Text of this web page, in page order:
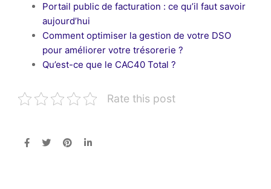
Portail public de facturation : ce qu’il faut savoir
aujourd’hui
Comment optimiser la gestion de votre DSO
pour améliorer votre trésorerie ?
Qu’est-ce que le CAC40 Total ?
Rate this post